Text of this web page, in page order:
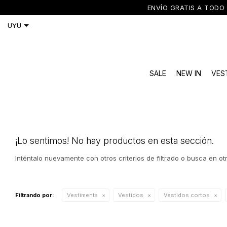
ENVÍO GRATIS A TODO
SALE NEW IN
¡Lo sentimos! No hay productos en esta sección.
Inténtalo nuevamente con otros criterios de filtrado o busca en
Filtrando por: Vestimenta Vestidos Vestidos cortos